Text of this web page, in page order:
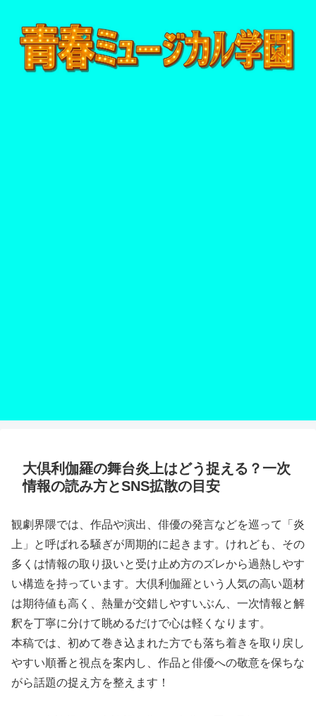
大倶利伽羅の舞台炎上はどう捉える？一次
情報の読み方とSNS拡散の目安
観劇界隈では、作品や演出、俳優の発言などを巡って「炎
上」と呼ばれる騒ぎが周期的に起きます。けれども、その
多くは情報の取り扱いと受け止め方のズレから過熱しやす
い構造を持っています。大倶利伽羅という人気の高い題材
は期待値も高く、熱量が交錯しやすいぶん、一次情報と解
釈を丁寧に分けて眺めるだけで心は軽くなります。
本稿では、初めて巻き込まれた方でも落ち着きを取り戻し
やすい順番と視点を案内し、作品と俳優への敬意を保ちな
がら話題の捉え方を整えます！